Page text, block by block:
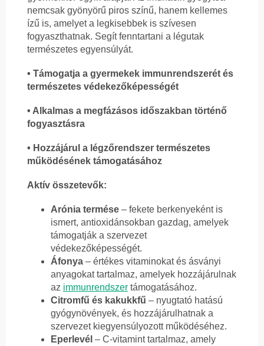
nemcsak gyönyörű piros színű, hanem kellemes
ízű is, amelyet a legkisebbek is szívesen
fogyaszthatnak. Segít fenntartani a légutak
természetes egyensúlyát.
• Támogatja a gyermekek immunrendszerét és
természetes védekezőképességét
• Alkalmas a megfázásos időszakban történő
fogyasztásra
• Hozzájárul a légzőrendszer természetes
működésének támogatásához
Aktív összetevők:
Arónia termése – fekete berkenyeként is
ismert, antioxidánsokban gazdag, amelyek
támogatják a szervezet
védekezőképességét.
Áfonya – értékes vitaminokat és ásványi
anyagokat tartalmaz, amelyek hozzájárulnak
az immunrendszer támogatásához.
Citromfű és kakukkfű – nyugtató hatású
gyógynövények, és hozzájárulhatnak a
szervezet kiegyensúlyozott működéséhez.
Eperlevél – C-vitamint tartalmaz, amely